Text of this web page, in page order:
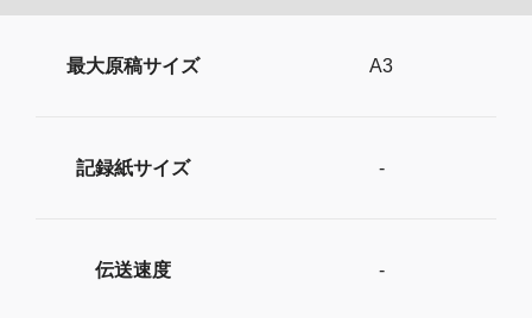
最大原稿サイズ A3
記録紙サイズ -
伝送速度 -